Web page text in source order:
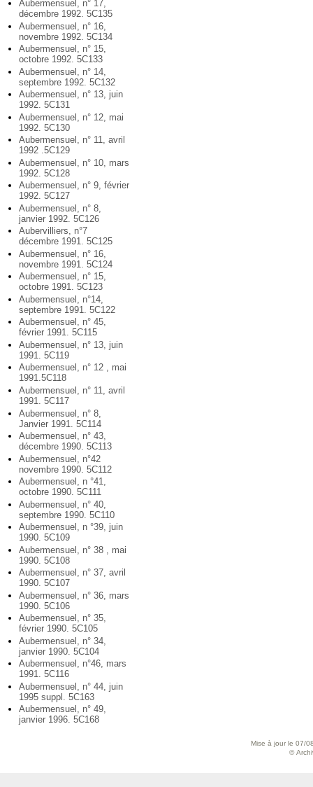
Aubermensuel, n° 17,
décembre 1992. 5C135
Aubermensuel, n° 16,
novembre 1992. 5C134
Aubermensuel, n° 15,
octobre 1992. 5C133
Aubermensuel, n° 14,
septembre 1992. 5C132
Aubermensuel, n° 13, juin
1992. 5C131
Aubermensuel, n° 12, mai
1992. 5C130
Aubermensuel, n° 11, avril
1992 .5C129
Aubermensuel, n° 10, mars
1992. 5C128
Aubermensuel, n° 9, février
1992. 5C127
Aubermensuel, n° 8,
janvier 1992. 5C126
Aubervilliers, n°7
décembre 1991. 5C125
Aubermensuel, n° 16,
novembre 1991. 5C124
Aubermensuel, n° 15,
octobre 1991. 5C123
Aubermensuel, n°14,
septembre 1991. 5C122
Aubermensuel, n° 45,
février 1991. 5C115
Aubermensuel, n° 13, juin
1991. 5C119
Aubermensuel, n° 12 , mai
1991.5C118
Aubermensuel, n° 11, avril
1991. 5C117
Aubermensuel, n° 8,
Janvier 1991. 5C114
Aubermensuel, n° 43,
décembre 1990. 5C113
Aubermensuel, n°42
novembre 1990. 5C112
Aubermensuel, n °41,
octobre 1990. 5C111
Aubermensuel, n° 40,
septembre 1990. 5C110
Aubermensuel, n °39, juin
1990. 5C109
Aubermensuel, n° 38 , mai
1990. 5C108
Aubermensuel, n° 37, avril
1990. 5C107
Aubermensuel, n° 36, mars
1990. 5C106
Aubermensuel, n° 35,
février 1990. 5C105
Aubermensuel, n° 34,
janvier 1990. 5C104
Aubermensuel, n°46, mars
1991. 5C116
Aubermensuel, n° 44, juin
1995 suppl. 5C163
Aubermensuel, n° 49,
janvier 1996. 5C168
Mise à jour le 07/
©